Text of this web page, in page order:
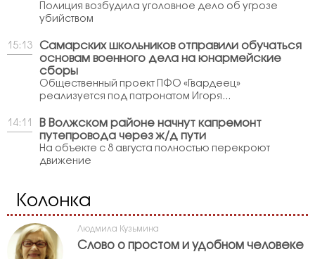
Полиция возбудила уголовное дело об угрозе
убийством
15:13
Самарских школьников отправили обучаться
основам военного дела на юнармейские
сборы
Общественный проект ПФО «Гвардеец»
реализуется под патронатом Игоря...
14:11
В Волжском районе начнут капремонт
путепровода через ж/д пути
На объекте с 8 августа полностью перекроют
движение
Колонка
Людмила Кузьмина
Слово о простом и удобном человеке